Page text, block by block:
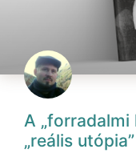
A „forradalmi
„reális